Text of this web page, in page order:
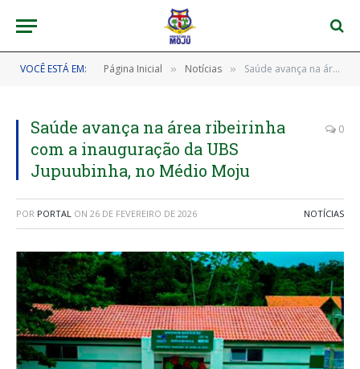
VOCÊ ESTÁ EM: Página Inicial » Notícias » Saúde avança na área ribeirinha com a inauguração da UBS Jupuubinha, no Médio Moju
Saúde avança na área ribeirinha
com a inauguração da UBS
Jupuubinha, no Médio Moju
0
POR PORTAL ON 26 DE FEVEREIRO DE 2026 NOTÍCIAS